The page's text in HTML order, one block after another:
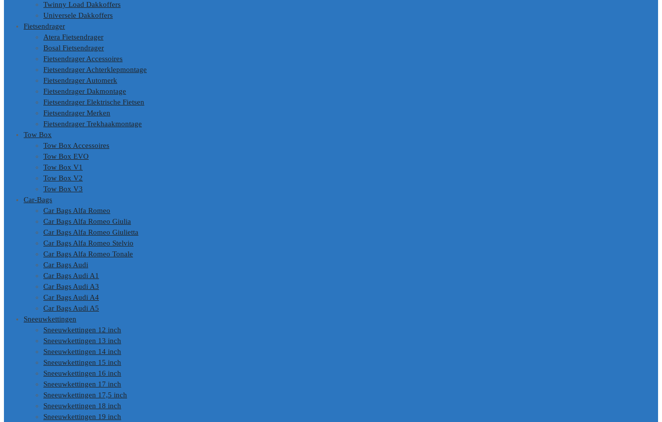
Twinny Load Dakkoffers
Universele Dakkoffers
Fietsendrager
Atera Fietsendrager
Bosal Fietsendrager
Fietsendrager Accessoires
Fietsendrager Achterklepmontage
Fietsendrager Automerk
Fietsendrager Dakmontage
Fietsendrager Elektrische Fietsen
Fietsendrager Merken
Fietsendrager Trekhaakmontage
Tow Box
Tow Box Accessoires
Tow Box EVO
Tow Box V1
Tow Box V2
Tow Box V3
Car-Bags
Car Bags Alfa Romeo
Car Bags Alfa Romeo Giulia
Car Bags Alfa Romeo Giulietta
Car Bags Alfa Romeo Stelvio
Car Bags Alfa Romeo Tonale
Car Bags Audi
Car Bags Audi A1
Car Bags Audi A3
Car Bags Audi A4
Car Bags Audi A5
Sneeuwkettingen
Sneeuwkettingen 12 inch
Sneeuwkettingen 13 inch
Sneeuwkettingen 14 inch
Sneeuwkettingen 15 inch
Sneeuwkettingen 16 inch
Sneeuwkettingen 17 inch
Sneeuwkettingen 17,5 inch
Sneeuwkettingen 18 inch
Sneeuwkettingen 19 inch